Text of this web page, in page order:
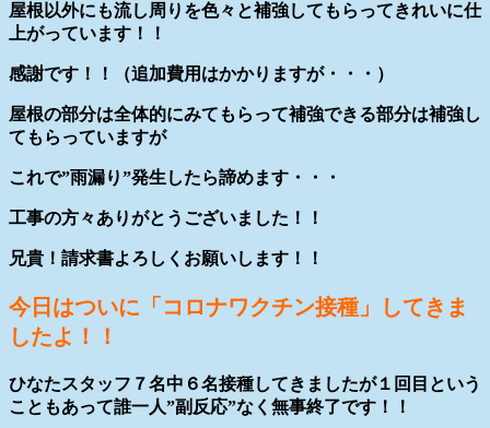
屋根以外にも流し周りを色々と補強してもらってきれいに仕
上がっています！！
感謝です！！（追加費用はかかりますが・・・）
屋根の部分は全体的にみてもらって補強できる部分は補強し
てもらっていますが
これで”雨漏り”発生したら諦めます・・・
工事の方々ありがとうございました！！
兄貴！請求書よろしくお願いします！！
今日はついに「コロナワクチン接種」してきま
したよ！！
ひなたスタッフ７名中６名接種してきましたが１回目という
こともあって誰一人”副反応”なく無事終了です！！